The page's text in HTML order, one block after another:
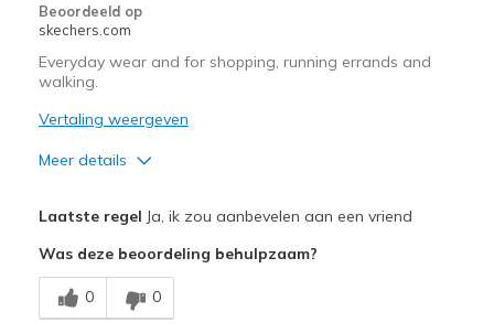
Travel
Width
Sizing
Feels true to size
Beoordeeld op
skechers.com
Everyday wear and for shopping, running errands and
walking.
Vertaling weergeven
Meer details
Breathe Well
Comfortable
Laatste regel Ja, ik zou aanbevelen aan een vriend
Was deze beoordeling behulpzaam?
0 0